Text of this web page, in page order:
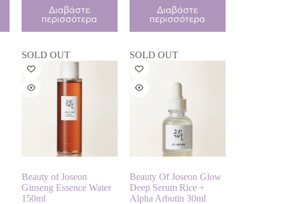
price
was:
€21.90.
τρέχουσα
τιμή
είναι:
€18.90.
Διαβάστε
περισσότερα
Διαβάστε
περισσότερα
SOLD OUT
Beauty of Joseon
Ginseng Essence Water
150ml
SOLD OUT
Beauty Of Joseon Glow
Deep Serum Rice +
Alpha Arbutin 30ml